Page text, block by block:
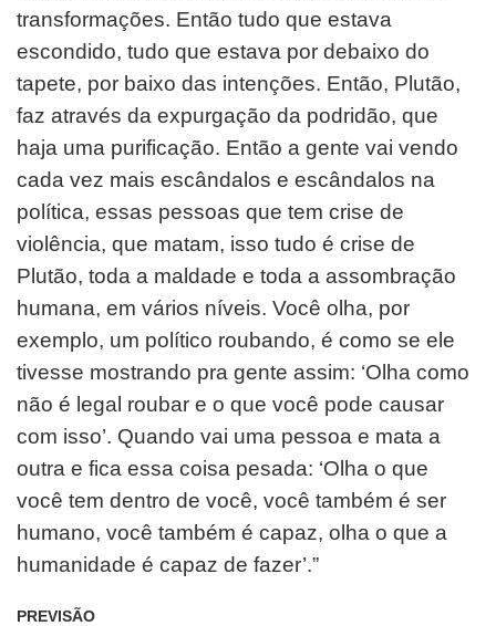
transformações. Então tudo que estava
escondido, tudo que estava por debaixo do
tapete, por baixo das intenções. Então, Plutão,
faz através da expurgação da podridão, que
haja uma purificação. Então a gente vai vendo
cada vez mais escândalos e escândalos na
política, essas pessoas que tem crise de
violência, que matam, isso tudo é crise de
Plutão, toda a maldade e toda a assombração
humana, em vários níveis. Você olha, por
exemplo, um político roubando, é como se ele
tivesse mostrando pra gente assim: ‘Olha como
não é legal roubar e o que você pode causar
com isso’. Quando vai uma pessoa e mata a
outra e fica essa coisa pesada: ‘Olha o que
você tem dentro de você, você também é ser
humano, você também é capaz, olha o que a
humanidade é capaz de fazer’.”
PREVISÃO